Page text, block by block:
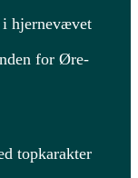
i hjernevævet
for Øre-
topkarakter